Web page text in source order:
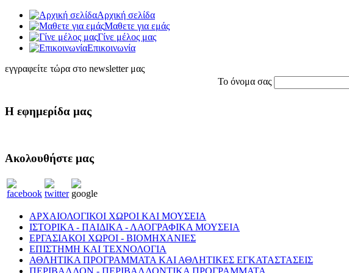
Αρχική σελίδα
Μαθετε για εμάς
Γίνε μέλος μας
Eπικοινωνία
εγγραφείτε τώρα στο newsletter μας
Το όνομα σας
Η εφημερίδα μας
Ακολουθήστε μας
ΑΡΧΑΙΟΛΟΓΙΚΟΙ ΧΩΡΟΙ ΚΑΙ ΜΟΥΣΕΙΑ
ΙΣΤΟΡΙΚΑ - ΠΑΙΔΙΚΑ - ΛΑΟΓΡΑΦΙΚΑ ΜΟΥΣΕΙΑ
ΕΡΓΑΣΙΑΚΟΙ ΧΩΡΟΙ - ΒΙΟΜΗΧΑΝΙΕΣ
ΕΠΙΣΤΗΜΗ ΚΑΙ ΤΕΧΝΟΛΟΓΙΑ
ΑΘΛΗΤΙΚΑ ΠΡΟΓΡΑΜΜΑΤΑ ΚΑΙ ΑΘΛΗΤΙΚΕΣ ΕΓΚΑΤΑΣΤΑΣΕΙΣ
ΠΕΡΙΒΑΛΛΟΝ - ΠΕΡΙΒΑΛΛΟΝΤΙΚΑ ΠΡΟΓΡΑΜΜΑΤΑ